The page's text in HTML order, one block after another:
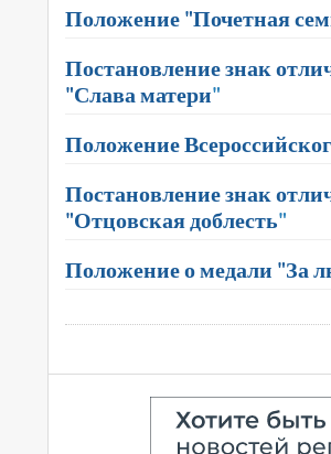
Положение "Почетная
Постановление знак
"Слава матери"
Положение
Постановление знак
"Отцовская доблесть"
Положение о медали "За